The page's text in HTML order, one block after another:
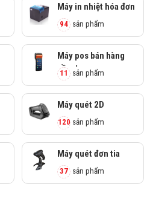
Máy in nhiệt hóa đơn
94 sản phẩm
Máy pos bán hàng
cầm tay
11 sản phẩm
Máy quét 2D
120 sản phẩm
Máy quét đơn tia
37 sản phẩm